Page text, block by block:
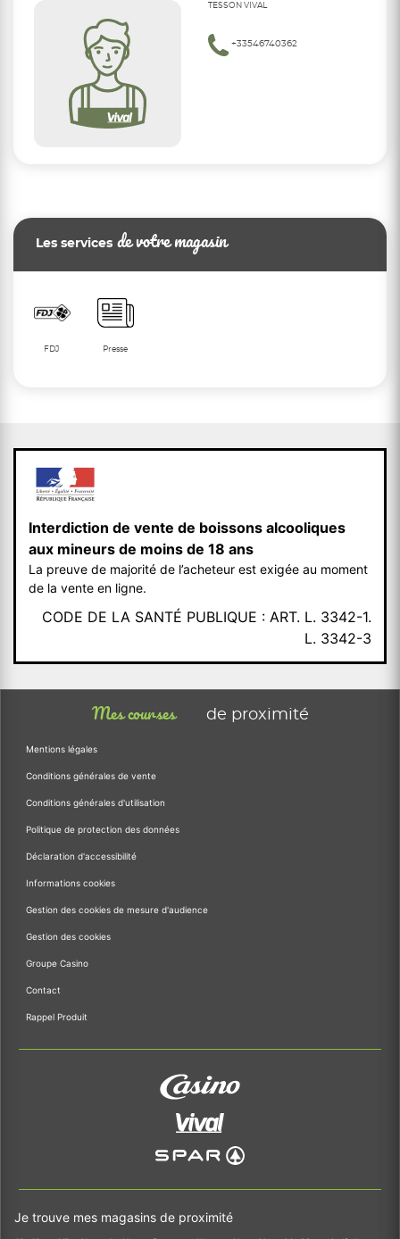
TESSON VIVAL
+33546740362
Les services de votre magasin
FDJ Presse
Interdiction de vente de boissons alcooliques
aux mineurs de moins de 18 ans
La preuve de majorité de l’acheteur est exigée au moment
de la vente en ligne.
CODE DE LA SANTÉ PUBLIQUE : ART. L. 3342-1.
L. 3342-3
Mes courses de proximité
Mentions légales
Conditions générales de vente
Conditions générales d'utilisation
Politique de protection des données
Déclaration d'accessibilité
Informations cookies
Gestion des cookies de mesure d'audience
Gestion des cookies
Groupe Casino
Contact
Rappel Produit
Je trouve mes magasins de proximité